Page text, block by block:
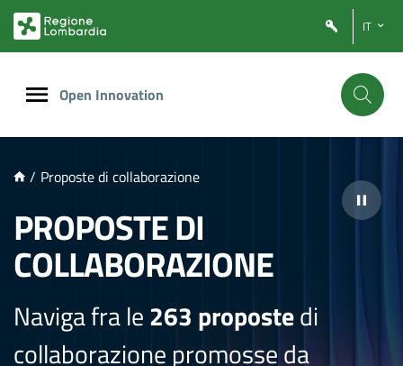
PRINCIPALE
IT
Open Innovation
/ Proposte di collaborazione
PROPOSTE DI
COLLABORAZIONE
Naviga fra le263 propostedi
collaborazione promosse da